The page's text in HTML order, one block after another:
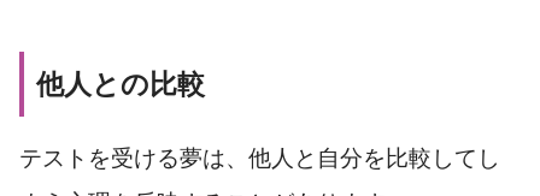
他人との比較
テストを受ける夢は、他人と自分を比較してし